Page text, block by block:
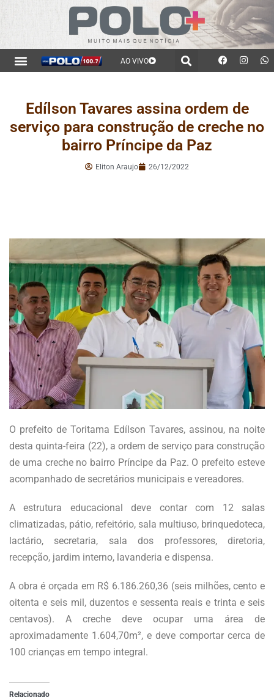
AO VIVO
Edílson Tavares assina ordem de
serviço para construção de creche no
bairro Príncipe da Paz
Eliton Araujo 26/12/2022
O prefeito de Toritama Edílson Tavares, assinou, na noite
desta quinta-feira (22), a ordem de serviço para construção
de uma creche no bairro Príncipe da Paz. O prefeito esteve
acompanhado de secretários municipais e vereadores.
A estrutura educacional deve contar com 12 salas
climatizadas, pátio, refeitório, sala multiuso, brinquedoteca,
lactário, secretaria, sala dos professores, diretoria,
recepção, jardim interno, lavanderia e dispensa.
A obra é orçada em R$ 6.186.260,36 (seis milhões, cento e
oitenta e seis mil, duzentos e sessenta reais e trinta e seis
centavos). A creche deve ocupar uma área de
aproximadamente 1.604,70m², e deve comportar cerca de
100 crianças em tempo integral.
Relacionado